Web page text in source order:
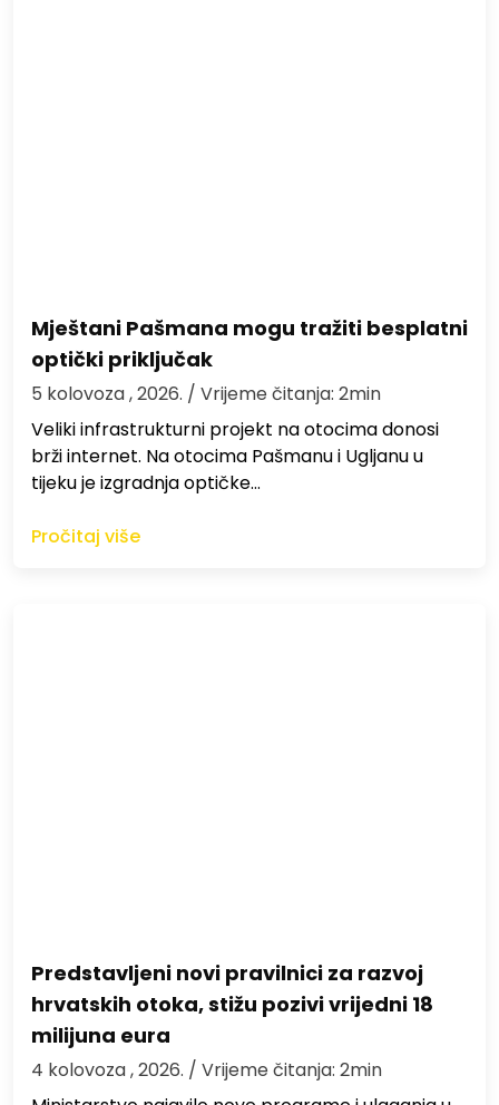
Mještani Pašmana mogu tražiti besplatni
optički priključak
5 kolovoza , 2026. / Vrijeme čitanja: 2min
Veliki infrastrukturni projekt na otocima donosi
brži internet. Na otocima Pašmanu i Ugljanu u
tijeku je izgradnja optičke…
Pročitaj više
Predstavljeni novi pravilnici za razvoj
hrvatskih otoka, stižu pozivi vrijedni 18
milijuna eura
4 kolovoza , 2026. / Vrijeme čitanja: 2min